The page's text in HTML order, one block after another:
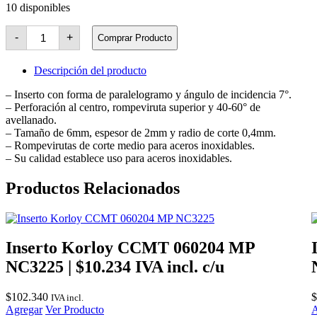
10 disponibles
-
Inserto
Korloy
CCMT
060204
HMP
cantidad
+ Comprar Producto
Descripción del producto
– Inserto con forma de paralelogramo y ángulo de incidencia 7°.
– Perforación al centro, rompeviruta superior y 40-60° de
avellanado.
– Tamaño de 6mm, espesor de 2mm y radio de corte 0,4mm.
– Rompevirutas de corte medio para aceros inoxidables.
– Su calidad establece uso para aceros inoxidables.
Productos Relacionados
Inserto Korloy CCMT 060204 MP
NC3225 | $10.234 IVA incl. c/u
$102.340 IVA incl.
Agregar Ver Producto
$